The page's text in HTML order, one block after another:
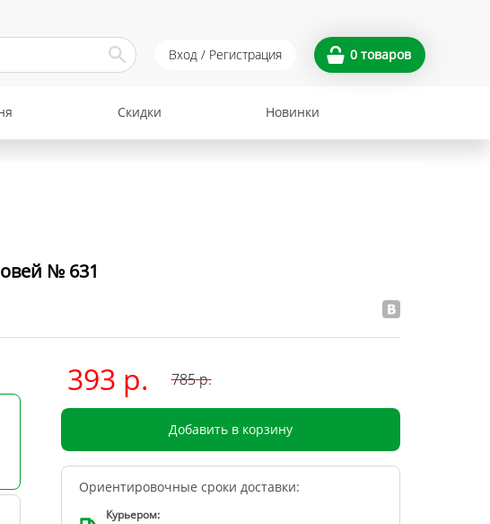
Вход / Регистрация 0 товаров
Скидки Новинки
№ 631
393 р. 785р.
Добавить в корзину
Ориентировочные сроки доставки:
Курьером: